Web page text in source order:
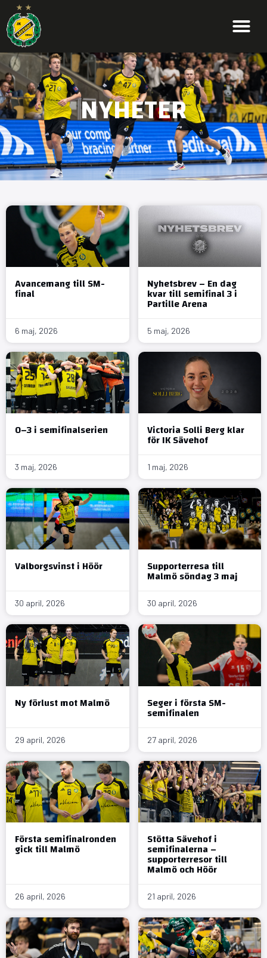
NYHETER
Avancemang till SM-
final
6 maj, 2026
Nyhetsbrev – En dag
kvar till semifinal 3 i
Partille Arena
5 maj, 2026
0–3 i semifinalserien
3 maj, 2026
Victoria Solli Berg klar
för IK Sävehof
1 maj, 2026
Valborgsvinst i Höör
30 april, 2026
Supporterresa till
Malmö söndag 3 maj
30 april, 2026
Ny förlust mot Malmö
29 april, 2026
Seger i första SM-
semifinalen
27 april, 2026
Första semifinalronden
gick till Malmö
26 april, 2026
Stötta Sävehof i
semifinalerna –
supporterresor till
Malmö och Höör
21 april, 2026